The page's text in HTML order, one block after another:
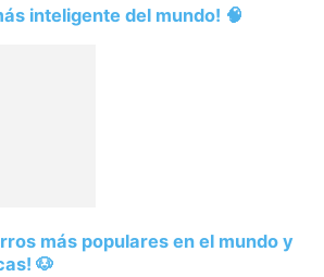
inteligente del mundo! 🧠
más populares en el mundo y
🐶